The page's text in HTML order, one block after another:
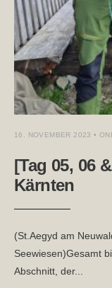
16. NOVEMBER 2023 •
[Tag 05, 06
Kärnten
(St.Aegyd am
Seewiesen)Gesamt
Abschnitt, der...